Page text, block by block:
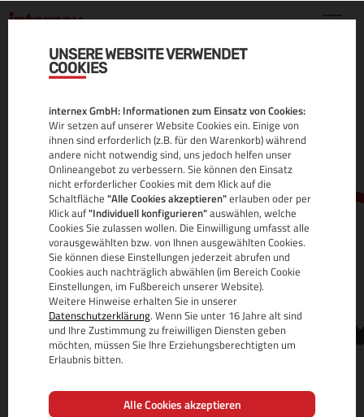
UNSERE WEBSITE VERWENDET
COOKIES
internex GmbH: Informationen zum Einsatz von Cookies:
Wir setzen auf unserer Website Cookies ein. Einige von
ihnen sind erforderlich (z.B. für den Warenkorb) während
andere nicht notwendig sind, uns jedoch helfen unser
Onlineangebot zu verbessern. Sie können den Einsatz
nicht erforderlicher Cookies mit dem Klick auf die
Schaltfläche "Alle Cookies akzeptieren"erlauben oder per
Klick auf"Individuell konfigurieren"auswählen, welche
Cookies Sie zulassen wollen. Die Einwilligung umfasst alle
vorausgewählten bzw. von Ihnen ausgewählten Cookies.
Sie können diese Einstellungen jederzeit abrufen und
Cookies auch nachträglich abwählen (im Bereich Cookie
Einstellungen, im Fußbereich unserer Website).
Weitere Hinweise erhalten Sie in unserer
Datenschutzerklärung. Wenn Sie unter 16 Jahre alt sind
und Ihre Zustimmung zu freiwilligen Diensten geben
möchten, müssen Sie Ihre Erziehungsberechtigten um
Erlaubnis bitten.
Alle Cookies akzeptieren
.BOUTIQUE DOMAIN
ALLE INFOS
MEHR INFOS ZUR DOMAIN-ENDUNG